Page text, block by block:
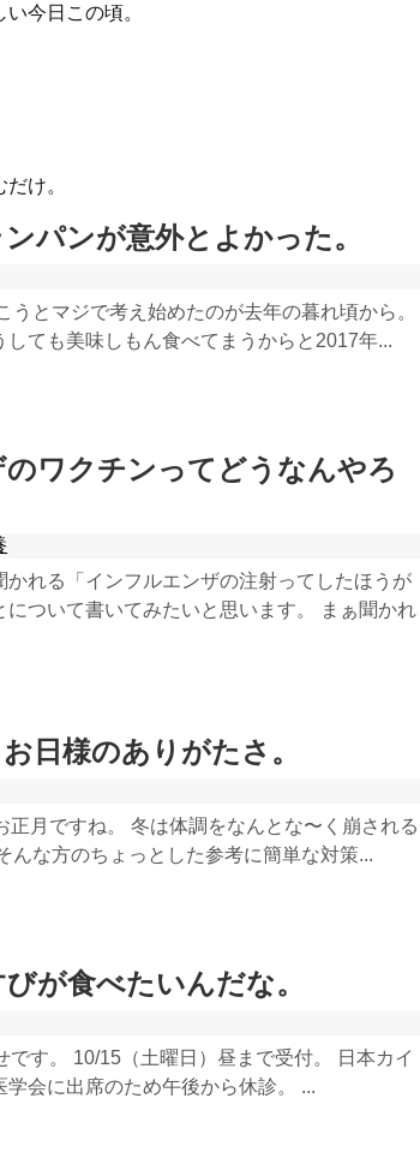
今日この頃。
け。
パンが意外とよかった。
うとマジで考え始めたのが去年の暮れ頃から。
しても美味しもん食べてまうからと2017年...
ワクチンってどうなんやろ
かれる「インフルエンザの注射ってしたほうが
について書いてみたいと思います。 まぁ聞かれ
日様のありがたさ。
正月ですね。 冬は体調をなんとな〜く崩される
んな方のちょっとした参考に簡単な対策...
が食べたいんだな。
です。 10/15（土曜日）昼まで受付。 日本カイ
学会に出席のため午後から休診。 ...